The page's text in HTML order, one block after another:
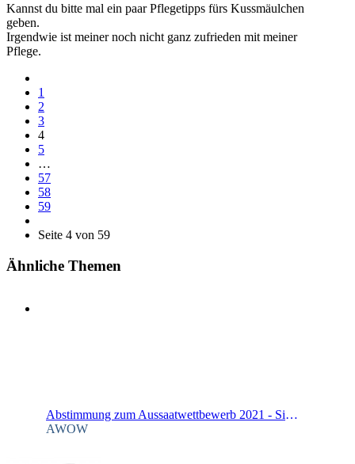
Kannst du bitte mal ein paar Pflegetipps fürs Kussmäulchen
geben.
Irgendwie ist meiner noch nicht ganz zufrieden mit meiner
Pflege.
1
2
3
4
5
…
57
58
59
Seite 4 von 59
Ähnliche Themen
Abstimmung zum Aussaatwettbewerb 2021 - Sinningia cooperi
AWOW